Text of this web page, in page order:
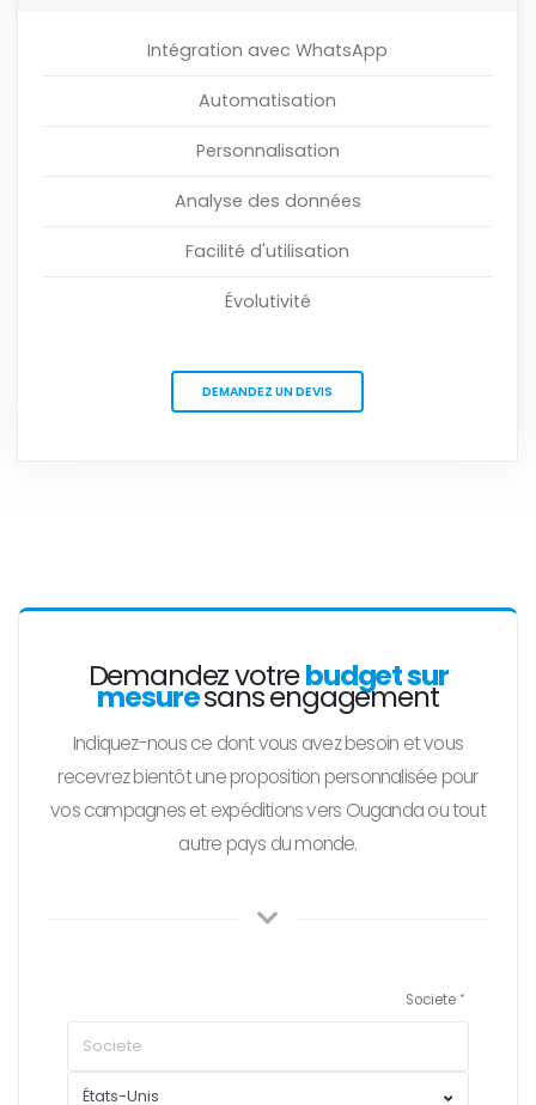
Intégration avec WhatsApp
Automatisation
Personnalisation
Analyse des données
Facilité d'utilisation
Évolutivité
DEMANDEZ UN DEVIS
Demandez votrebudget sur
mesuresans engagement
Indiquez-nous ce dont vous avez besoin et vous
recevrez bientôt une proposition personnalisée pour
vos campagnes et expéditions vers Ouganda ou tout
autre pays du monde.
Societe